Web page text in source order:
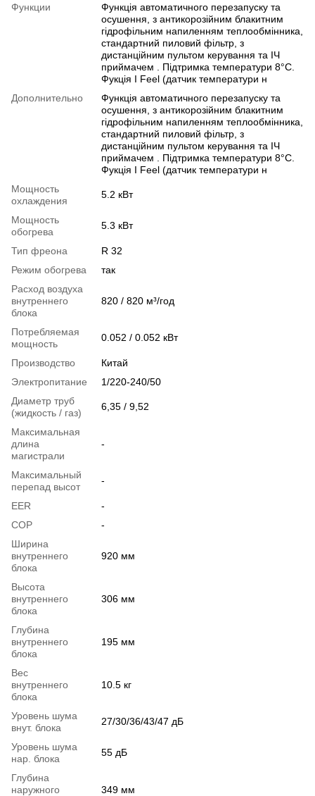
Функции
Функція автоматичного перезапуску та
осушення, з антикорозійним блакитним
гідрофільним напиленням теплообмінника,
стандартний пиловий фільтр, з
дистанційним пультом керування та ІЧ
приймачем . Підтримка температури 8°С.
Фукція I Feel (датчик температури н
Дополнительно
Функція автоматичного перезапуску та
осушення, з антикорозійним блакитним
гідрофільним напиленням теплообмінника,
стандартний пиловий фільтр, з
дистанційним пультом керування та ІЧ
приймачем . Підтримка температури 8°С.
Фукція I Feel (датчик температури н
Мощность
охлаждения
5.2 кВт
Мощность
обогрева
5.3 кВт
Тип фреона
R 32
Режим обогрева
так
Расход воздуха
внутреннего
блока
820 / 820 м³/год
Потребляемая
мощность
0.052 / 0.052 кВт
Производство
Китай
Электропитание
1/220-240/50
Диаметр труб
(жидкость / газ)
6,35 / 9,52
Максимальная
длина
магистрали
-
Максимальный
перепад высот
-
EER
-
COP
-
Ширина
внутреннего
блока
920 мм
Высота
внутреннего
блока
306 мм
Глубина
внутреннего
блока
195 мм
Вес
внутреннего
блока
10.5 кг
Уровень шума
внут. блока
27/30/36/43/47 дБ
Уровень шума
нар. блока
55 дБ
Глубина
наружного
349 мм